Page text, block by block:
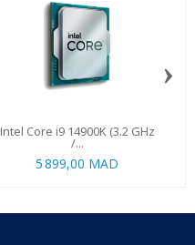
Intel Core i9 14900K (3.2 GHz
/...
5 899,00 MAD
›